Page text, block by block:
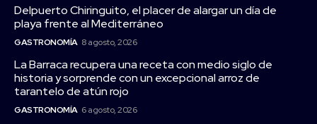
Delpuerto Chiringuito, el placer de alargar un día de
playa frente al Mediterráneo
GASTRONOMÍA 8 agosto, 2026
La Barraca recupera una receta con medio siglo de
historia y sorprende con un excepcional arroz de
tarantelo de atún rojo
GASTRONOMÍA 6 agosto, 2026